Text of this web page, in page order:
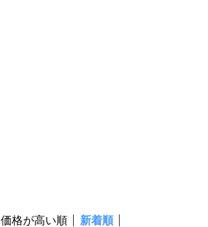
価格が高い順 新着順